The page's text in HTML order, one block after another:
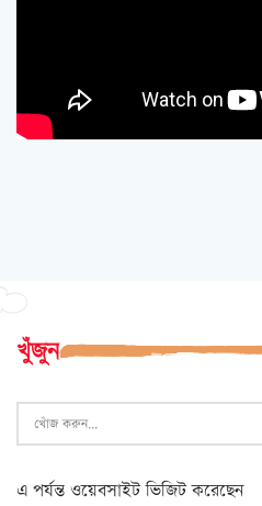
খুঁজুন
এ পর্যন্ত ওয়েবসাইট ভিজিট করেছেন